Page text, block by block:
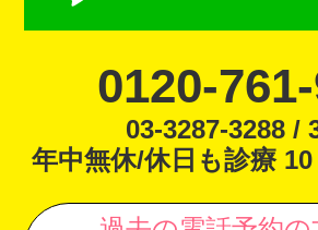
0120-
03-3287-3288 /
年中無休/休日も診療